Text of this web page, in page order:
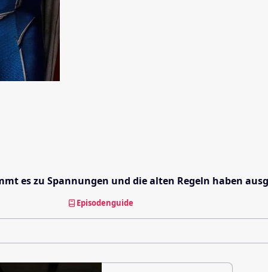
es zu Spannungen und die alten Regeln haben
Episodenguide